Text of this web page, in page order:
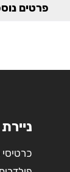
פרטים
כרטיסי